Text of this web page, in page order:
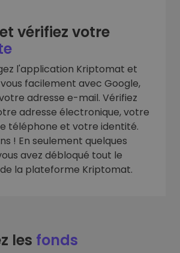
vérifiez votre
l'application Kriptomat et
facilement avec Google,
adresse e-mail. Vérifiez
adresse électronique, votre
téléphone et votre identité.
! En seulement quelques
avez débloqué tout le
la plateforme Kriptomat.
les fonds